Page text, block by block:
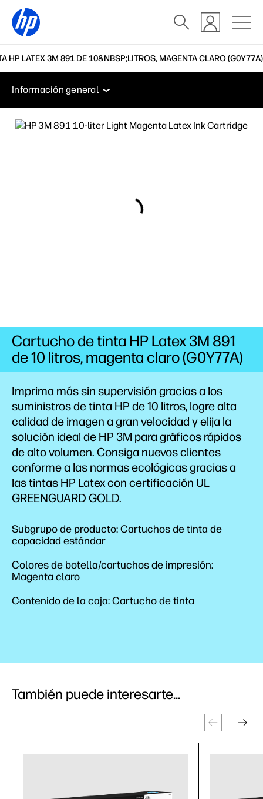
HP LATEX 3M 891 DE 10&NBSP;LITROS, MAGENTA CLARO (G0Y77A)
Información general
Soporte
Información general
Información general
Imprima más sin supervisión gracias a los
suministros de tinta HP de 10 litros, logre alta
calidad de imagen a gran velocidad y elija la
solución ideal de HP 3M para gráficos rápidos
de alto volumen. Consiga nuevos clientes
conforme a las normas ecológicas gracias a
las tintas HP Latex con certificación UL
GREENGUARD GOLD.
Subgrupo de producto: Cartuchos de tinta de
capacidad estándar
Colores de botella/cartuchos de impresión:
Magenta claro
Contenido de la caja: Cartucho de tinta
Cartucho de tinta HP Latex 3M 891
de 10 litros, magenta claro (G0Y77A)
También puede interesarte...